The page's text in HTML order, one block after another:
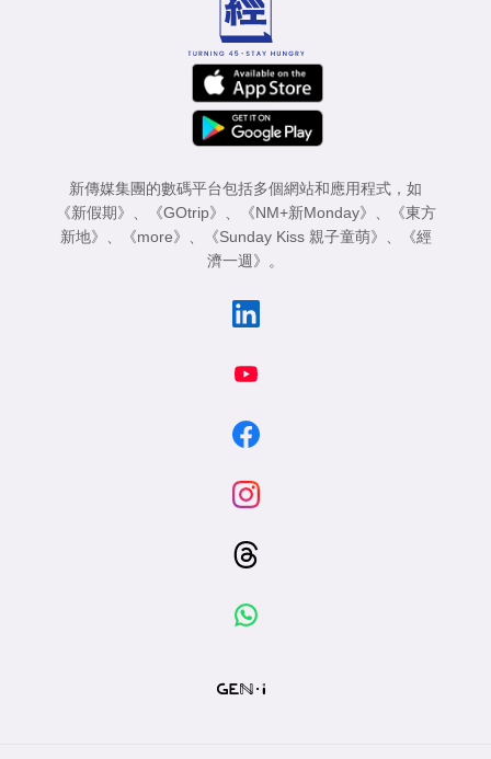
新傳媒集團的數碼平台包括多個網站和應用程式，如
《新假期》
《GOtrip》 《NM+新Monday》
《東方
新地》
《more》 《Sunday Kiss 親子童萌》
《經
濟一週》
。